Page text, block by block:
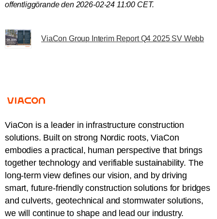
offentliggörande den 2026-02-24 11:00 CET.
ViaCon Group Interim Report Q4 2025 SV Webb
ViaCon is a leader in infrastructure construction
solutions. Built on strong Nordic roots, ViaCon
embodies a practical, human perspective that brings
together technology and verifiable sustainability. The
long-term view defines our vision, and by driving
smart, future-friendly construction solutions for bridges
and culverts, geotechnical and stormwater solutions,
we will continue to shape and lead our industry.